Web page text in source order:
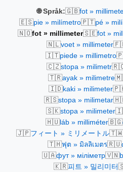
🌐 Språk:🇬🇧fot »
🇪🇸pie » milímetro🇵🇹pé »
🇳🇴fot » millimeter🇸🇪fot »
🇳🇱voet » millimeter
🇮🇹piede » millimetro
🇨🇿stopa » milimetr
🇹🇷ayak » milimetre
🇮🇩kaki » milimeter
🇷🇸stopa » milimetar
🇸🇰stopa » milimeter
🇭🇺láb » milliméter🇧🇬
🇯🇵フィート » ミリメートル🇹🇼
🇹🇭ฟุต » มิลลิเมตร🇷🇺
🇺🇦фут » міліметр🇻🇳
🇰🇷피트 » 밀리미터